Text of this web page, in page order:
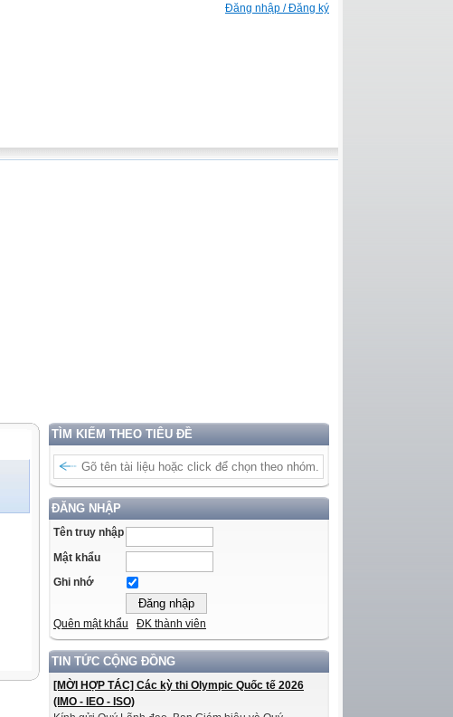
Đăng nhập / Đăng ký
TÌM KIẾM THEO TIÊU ĐỀ
ĐĂNG NHẬP
Tên truy nhập
Mật khẩu
Ghi nhớ
Quên mật khẩu ĐK thành viên
TIN TỨC CỘNG ĐỒNG
[MỜI HỢP TÁC] Các kỳ thi Olympic Quốc tế 2026
(IMO - IEO - ISO)